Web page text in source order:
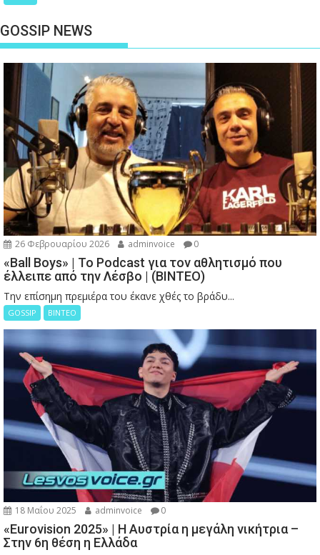
GOSSIP NEWS
26 Φεβρουαρίου 2026 adminvoice 0
«Ball Boys» | Το Podcast για τον αθλητισμό που
έλλειπε από την Λέσβο | (ΒΙΝΤΕΟ)
Την επίσημη πρεμιέρα του έκανε χθές το βράδυ...
GOSSIP ΒΙΝΤΕΟ
18 Μαΐου 2025 adminvoice 0
«Eurovision 2025» | Η Αυστρία η μεγάλη νικήτρια –
Στην 6η θέση η Ελλάδα